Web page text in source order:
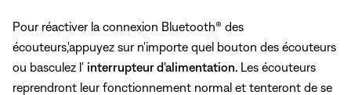
Pour réactiver la connexion Bluetooth® des
écouteurs,'appuyez sur n'importe quel bouton des écouteurs
ou basculez l' interrupteur d'alimentation. Les écouteurs
reprendront leur fonctionnement normal et tenteront de se